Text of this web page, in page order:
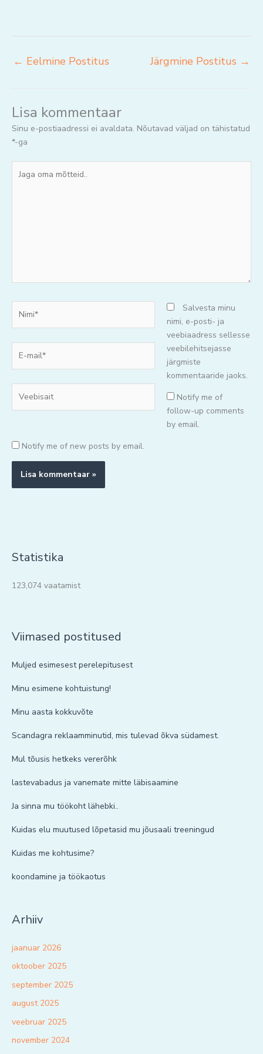
← Eelmine Postitus Järgmine Postitus →
Lisa kommentaar
Sinu e-postiaadressi ei avaldata. Nõutavad väljad on tähistatud
*-ga
oma
mail*
Salvesta minu
nimi, e-posti- ja
veebiaadress sellesse
veebilehitsejasse
järgmiste
kommentaaride jaoks.
Notify me of
follow-up comments
by email.
Notify me of new posts by email.
Statistika
123,074 vaatamist
Viimased postitused
Muljed esimesest perelepitusest
Minu esimene kohtuistung!
Minu aasta kokkuvõte
Scandagra reklaamminutid, mis tulevad õkva südamest.
Mul tõusis hetkeks vererõhk
lastevabadus ja vanemate mitte läbisaamine
Ja sinna mu töökoht lähebki..
Kuidas elu muutused lõpetasid mu jõusaali treeningud
Kuidas me kohtusime?
koondamine ja töökaotus
Arhiiv
jaanuar 2026
oktoober 2025
september 2025
august 2025
veebruar 2025
november 2024